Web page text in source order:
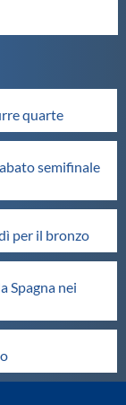
quarte
semifinale
per il bronzo
Spagna nei